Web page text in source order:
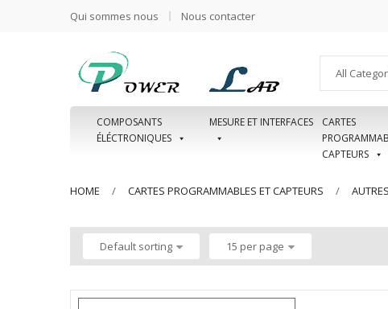
Qui sommes nous Nous contacter
All
COMPOSANTS
ÉLÉCTRONIQUES
MESURE ET INTERFACES
CARTES
CAPTEURS
HOME CARTES PROGRAMMABLES ET CAPTEURS
Default sorting 15 per page